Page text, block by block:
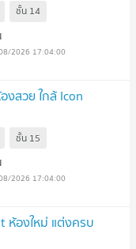
ชั้น 14
2026 17:04:00
งสวย ใกล้ Icon
ชั้น 15
2026 17:04:00
ห้องใหม่ แต่งครบ